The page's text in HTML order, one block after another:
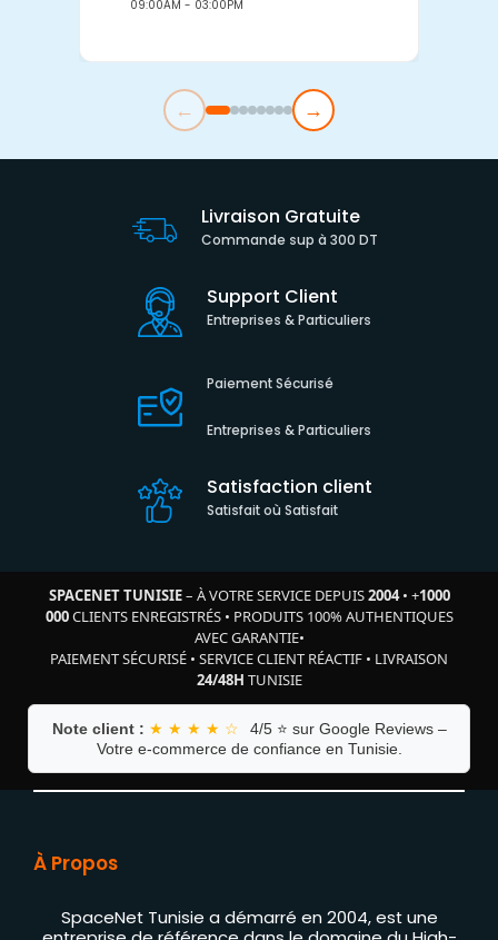
09:00AM - 03:00PM
← →
Livraison Gratuite
Commande sup à 300 DT
Support Client
Entreprises & Particuliers
Paiement Sécurisé
Entreprises & Particuliers
Satisfaction client
Satisfait où Satisfait
SPACENET TUNISIE– À VOTRE SERVICE DEPUIS2004• +1000
000CLIENTS ENREGISTRÉS• PRODUITS 100% AUTHENTIQUES
AVEC GARANTIE•
PAIEMENT SÉCURISÉ • SERVICE CLIENT RÉACTIF • LIVRAISON
24/48H TUNISIE
Note client : ★ ★ ★ ★ ☆
4/5 ⭐ sur Google Reviews –
Votre e-commerce de confiance en Tunisie.
À Propos
SpaceNet Tunisie a démarré en 2004, est une